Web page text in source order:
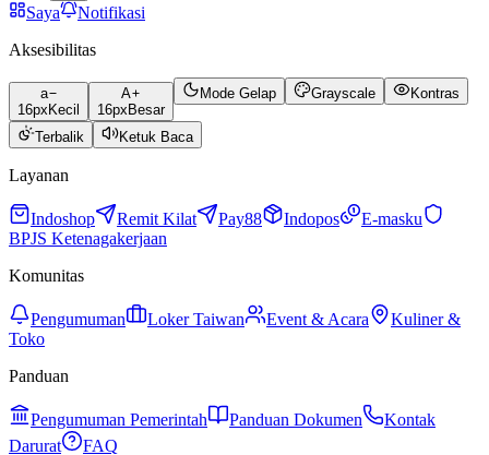
Saya
Notifikasi
Aksesibilitas
a
16px Kecil
A
16px Besar
Mode Gelap Grayscale Kontras
Terbalik Ketuk Baca
Layanan
Indoshop Remit Kilat Pay88 Indopos
E-masku
BPJS Ketenagakerjaan
Komunitas
Pengumuman Loker Taiwan Event & Acara
Kuliner &
Toko
Panduan
Pengumuman Pemerintah Panduan Dokumen
Kontak
Darurat
FAQ